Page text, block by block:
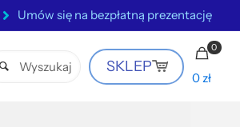
Umów się na bezpłatną prezentację
SKLEP
0
0 zł